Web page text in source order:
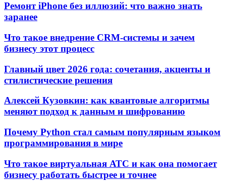
Ремонт iPhone без иллюзий: что важно знать
заранее
Что такое внедрение CRM-системы и зачем
бизнесу этот процесс
Главный цвет 2026 года: сочетания, акценты и
стилистические решения
Алексей Кузовкин: как квантовые алгоритмы
меняют подход к данным и шифрованию
Почему Python стал самым популярным языком
программирования в мире
Что такое виртуальная АТС и как она помогает
бизнесу работать быстрее и точнее